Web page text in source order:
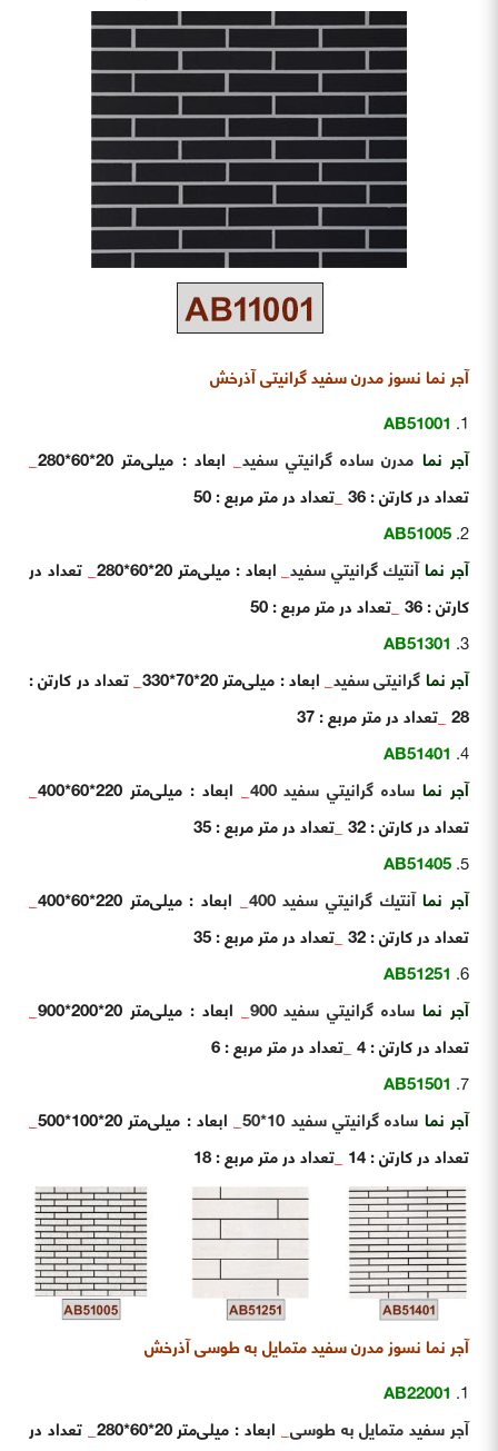
آجر نما نسوز مدرن سفید گرانیتی آذرخش
AB51001
آجر نما مدرن ساده گرانيتي سفيد_ ابعاد : میلی‌متر 20*60*280
_
تعداد در کارتن : 36
_تعداد در متر مربع : 50
AB51005
آجر نماآنتيك گرانيتي سفيد_ابعاد : میلی‌متر 20*60*280 _تعداد در
کارتن : 36
_تعداد در متر مربع : 50
AB51301
آجر نماگرانیتی سفید_ابعاد : میلی‌متر 20*70*330 _تعداد در کارتن :
28
_تعداد در متر مربع : 37
AB51401
آجر نما ساده گرانيتي سفيد 400 _ ابعاد : میلی‌متر 220*60*400
_
تعداد در کارتن : 32
_تعداد در متر مربع : 35
AB51405
آجر نماآنتيك گرانيتي سفيد 400 _ ابعاد : میلی‌متر 220*60*400
_
تعداد در کارتن : 32
_تعداد در متر مربع : 35
AB51251
آجر نما ساده گرانيتي سفيد 900 _ ابعاد : میلی‌متر 20*200*900
_
تعداد در کارتن : 4 _تعداد در متر مربع : 6
AB51501
آجر نماساده گرانيتي سفيد 10*50 _ابعاد : میلی‌متر 20*100*500
_
تعداد در کارتن : 14
_تعداد در متر مربع : 18
آجر نما نسوز مدرن سفید متمایل به طوسی آذرخش
AB22001
آجر سفيد متمايل به طوسی_ابعاد : میلی‌متر 20*60*280 _تعداد در